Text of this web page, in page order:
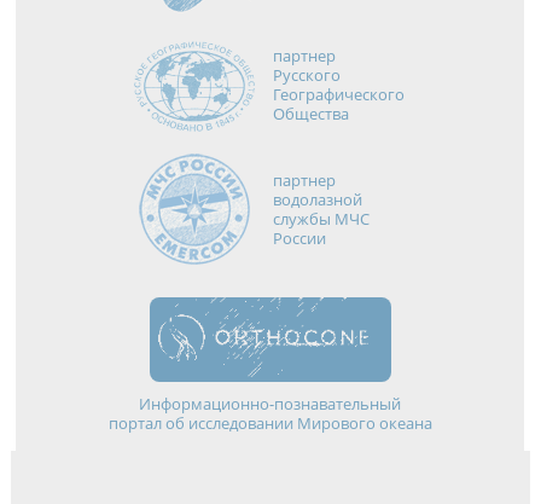
партнер
Русского
Географического
Общества
партнер
водолазной
службы МЧС
России
Информационно-познавательный
портал об исследовании Мирового океана